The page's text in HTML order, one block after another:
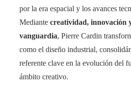
por la era espacial y los avances
Mediante creatividad, innovación
vanguardia, Pierre Cardin
como el diseño industrial,
referente clave en la evolución del
ámbito creativo.